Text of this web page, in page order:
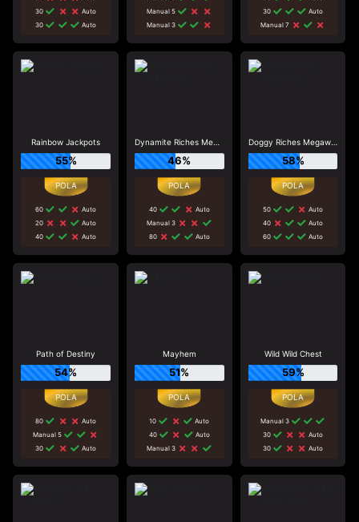
30
Auto
30
Auto
Manual 5
Manual 3
30
Auto
Manual 7
Rainbow Jackpots
55%
60
Auto
20
Auto
40
Auto
Dynamite Riches Megaways
46%
40
Auto
Manual 3
80
Auto
Doggy Riches Megaways
58%
50
Auto
40
Auto
60
Auto
Path of Destiny
54%
80
Auto
Manual 5
30
Auto
Mayhem
51%
10
Auto
40
Auto
Manual 3
Wild Wild Chest
59%
Manual 3
30
Auto
30
Auto